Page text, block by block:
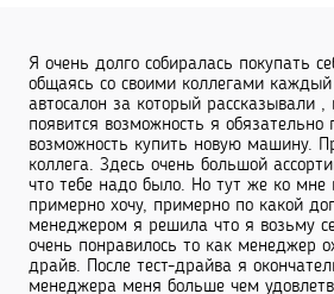
Я очень долго собиралась покупать
общаясь со своими коллегами
автосалон за который рассказывали
появится возможность я
возможность купить новую машину.
коллега. Здесь очень большой
что тебе надо было. Но тут же ко мне
примерно хочу, примерно по какой
менеджером я решила что я возьму
очень понравилось то как менеджер
драйв. После тест-драйва я
менеджера меня больше чем